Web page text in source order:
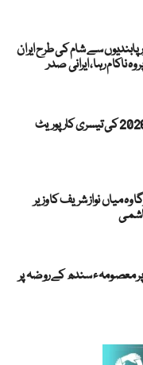
سے شام کی طرح ایران
رہا، ایرانی صدر
فوجی فرٹیلائزر کمپنی کا سال 2026 کی تیسری کارپوریٹ
میاں نواز شریف کا وزیر
معصومہء سندھ کے روضہ پر